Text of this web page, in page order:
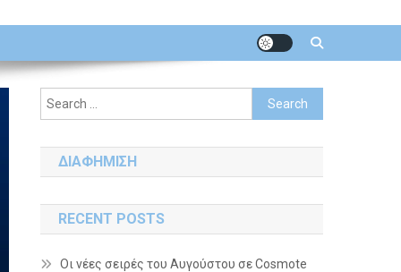
Search
for:
ΔΙΑΦΗΜΙΣΗ
RECENT POSTS
Οι νέες σειρές του Αυγούστου σε Cosmote